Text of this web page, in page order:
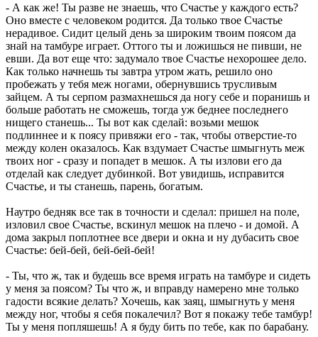
- А как же! Ты разве не знаешь, что Счастье у каждого есть?
Оно вместе с человеком родится. Да только твое Счастье
нерадивое. Сидит целый день за широким твоим поясом да
знай на тамбуре играет. Оттого ты и ложишься не пивши, не
евши. Да вот еще что: задумало твое Счастье нехорошее дело.
Как только начнешь ты завтра утром жать, решило оно
пробежать у тебя меж ногами, обернувшись трусливым
зайцем. А ты серпом размахнешься да ногу себе и поранишь и
больше работать не сможешь, тогда уж беднее последнего
нищего станешь... Ты вот как сделай: возьми мешок
подлиннее и к поясу привяжи его - так, чтобы отверстие-то
между колен оказалось. Как вздумает Счастье шмыгнуть меж
твоих ног - сразу и попадет в мешок. А ты излови его да
отделай как следует дубинкой. Вот увидишь, исправится
Счастье, и ты станешь, парень, богатым.
Наутро бедняк все так в точности и сделал: пришел на поле,
изловил свое Счастье, вскинул мешок на плечо - и домой. А
дома закрыл поплотнее все двери и окна и ну дубасить свое
Счастье: бей-бей, бей-бей-бей!
- Ты, что ж, так и будешь все время играть на тамбуре и сидеть
у меня за поясом? Ты что ж, и вправду намерено мне только
гадости всякие делать? Хочешь, как заяц, шмыгнуть у меня
между ног, чтобы я себя покалечил? Вот я покажу тебе тамбур!
Ты у меня попляшешь! А я буду бить по тебе, как по барабану.